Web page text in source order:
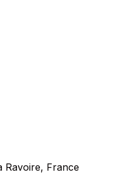
Ravoire, France